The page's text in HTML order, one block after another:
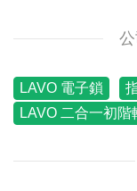
LAVO 電子鎖
LAVO 二合一初階